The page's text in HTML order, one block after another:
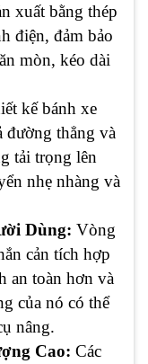
xuất bằng thép
điện, đảm bảo
mòn, kéo dài
kế bánh xe
đường thẳng và
tải trọng lên
nhẹ nhàng và
Dùng: Vòng
cản tích hợp
an toàn hơn và
của nó có thể
nâng.
Cao: Các